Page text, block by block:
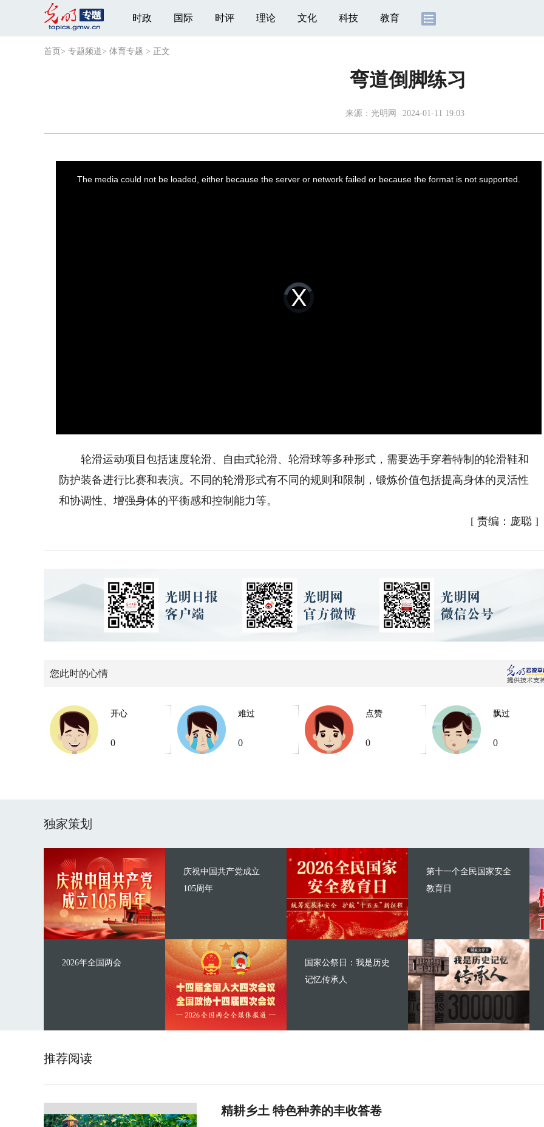
时政 国际 时评 理论 文化 科技 教育
首页 > 专题频道> 体育专题 > 正文
弯道倒脚练习
来源： 光明网 2024-01-11 19:03
Video
Player
loading.
The media could not be loaded, either because the server or network failed or because the format is not supported.
轮滑运动项目包括速度轮滑、自由式轮滑、轮滑球等多种形式，需要选手穿着特制的轮滑鞋和
防护装备进行比赛和表演。不同的轮滑形式有不同的规则和限制，锻炼价值包括提高身体的灵活性
和协调性、增强身体的平衡感和控制能力等。
[ 责编：庞聪]
您此时的心情
开心
0
难过
0
点赞
0
飘过
0
独家策划
庆祝中国共产党成立
105周年
2026年全国两会
第十一个全民国家安全
教育日
国家公祭日：我是历史
记忆传承人
推荐阅读
精耕乡土 特色种养的丰收答卷